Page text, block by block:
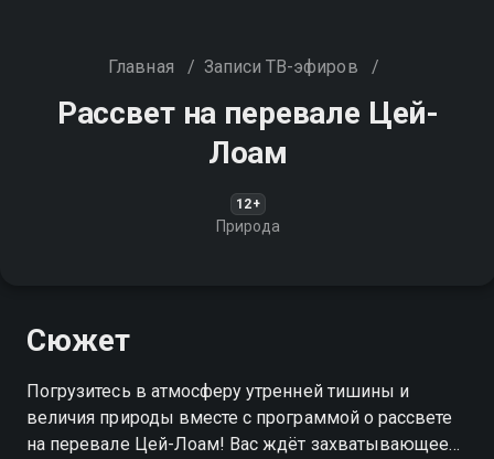
Главная / Записи ТВ-эфиров /
Рассвет на перевале Цей-
Лоам
12+
Природа
Сюжет
Погрузитесь в атмосферу утренней тишины и
величия природы вместе с программой о рассвете
на перевале Цей-Лоам! Вас ждёт захватывающее